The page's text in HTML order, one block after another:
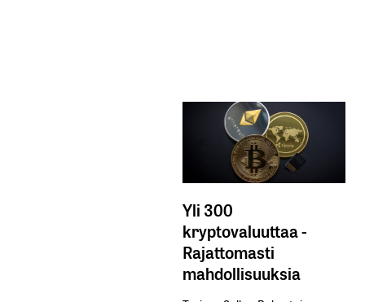
Yli 300
kryptovaluuttaa -
Rajattomasti
mahdollisuuksia